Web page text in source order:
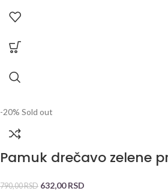
-20% Sold out
Pamuk drečavo zelene
790,00RSD 632,00RSD